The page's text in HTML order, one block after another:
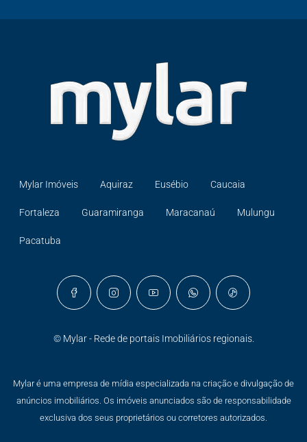
Mylar Imóveis Aquiraz Eusébio Caucaia
Fortaleza Guaramiranga Maracanaú Mulungu
Pacatuba
© Mylar - Rede de portais Imobiliários regionais.
Mylar é uma empresa de mídia especializada na criação e divulgação de
anúncios imobiliários. Os imóveis anunciados são de responsabilidade
exclusiva dos seus proprietários ou corretores autorizados.